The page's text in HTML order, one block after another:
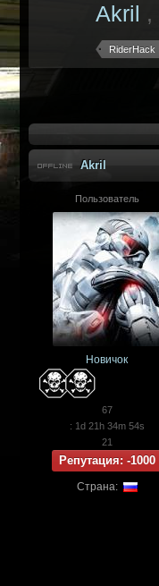
Akril ,
RiderHack
Akril
Пользователь
Новичок
67
: 1d 21h 34m 54s
21
Репутация: -1000
Страна: